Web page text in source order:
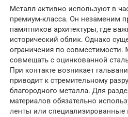
Металл активно используют в
премиум-класса. Он незаменим
памятников архитектуры, где
исторический облик. Однако
ограничения по совместимости.
совмещать с оцинкованной
При контакте возникает
приводит к стремительному
благородного металла. Для
материалов обязательно
ленты или специализированные